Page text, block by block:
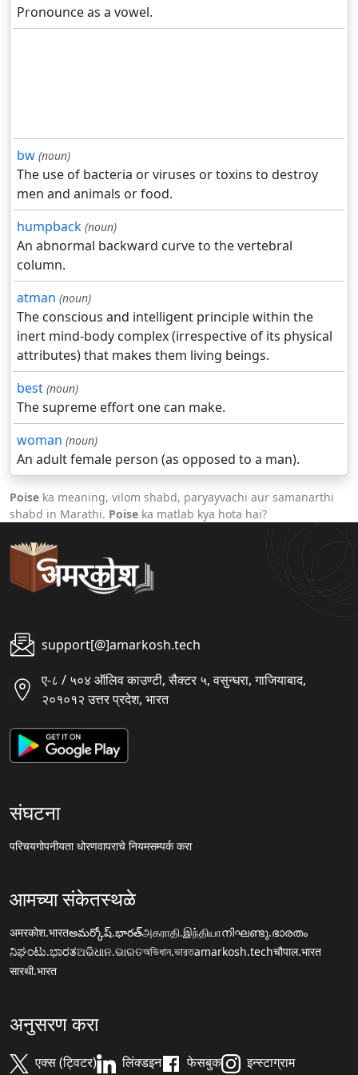
Pronounce as a vowel.
bw (noun)
The use of bacteria or viruses or toxins to destroy
men and animals or food.
humpback (noun)
An abnormal backward curve to the vertebral
column.
atman (noun)
The conscious and intelligent principle within the
inert mind-body complex (irrespective of its physical
attributes) that makes them living beings.
best (noun)
The supreme effort one can make.
woman (noun)
An adult female person (as opposed to a man).
Poise ka meaning, vilom shabd, paryayvachi aur samanarthi
shabd in Marathi. Poise ka matlab kya hota hai?
support[@]amarkosh.tech
ए-८ / ५०४ ऑलिव काउण्टी, सैक्टर ५, वसुन्धरा, गाजियाबाद,
२०१०१२ उत्तर प्रदेश, भारत
संघटना
परिचयगोपनीयता धोरणवापराचे नियमसम्पर्क करा
आमच्या संकेतस्थळे
अमरकोश.भारतఅమర్కోష్.భారత్அகராதி.இந்தியாനിഘണ്ടു.ഭാരതം
ನಿಘಂಟು.ಭಾರತଅଭିଧାନ.ଭାରତঅভিধান.ভারতamarkosh.techचौपाल.भारत
सारथी.भारत
अनुसरण करा
एक्स (ट्विटर) लिंक्डइन फेसबुक इन्स्टाग्राम